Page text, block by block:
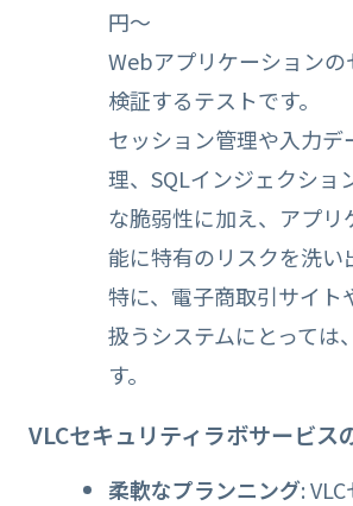
円～
Webアプリケーションの
検証するテストです。
セッション管理や入力デ
理、SQLインジェクショ
な脆弱性に加え、アプリ
能に特有のリスクを洗い
特に、電子商取引サイト
扱うシステムにとっては
す。
VLCセキュリティラボサービス
柔軟なプランニング: